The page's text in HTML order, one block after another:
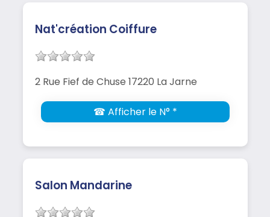
Nat'création Coiffure
2 Rue Fief de Chuse 17220 La Jarne
☎ Afficher le N° *
Salon Mandarine